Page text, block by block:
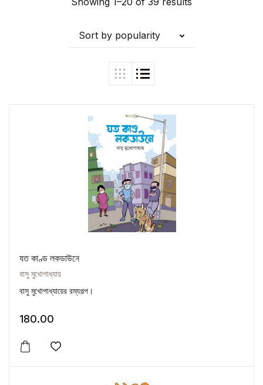
Sort by popularity
যত কাণ্ড লকডাউনে
বাসু মুখোপাধ্যায়
বাসু মুখোপাধ্যায়ের রম্যগল্প।
180.00
Add to wishlist